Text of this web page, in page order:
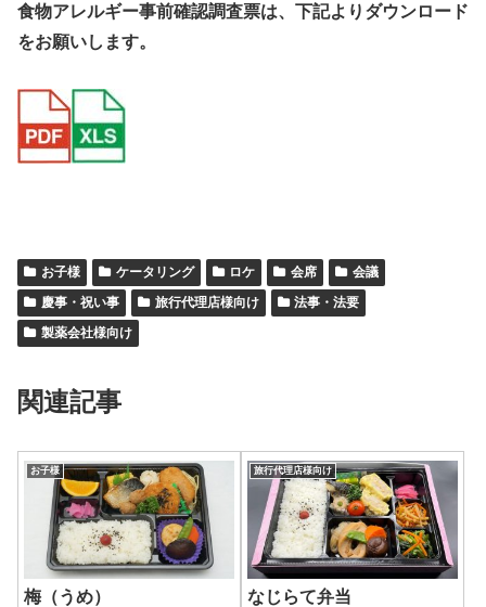
食物アレルギー事前確認調査票は、下記よりダウンロード
をお願いします。
お子様 ケータリング ロケ 会席
会議
慶事・祝い事
旅行代理店様向け
法事・法要
製薬会社様向け
関連記事
お子様
梅（うめ）
旅行代理店様向け
なじらて弁当